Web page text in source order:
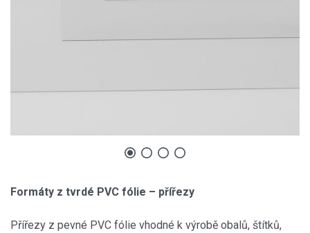
Formáty z tvrdé PVC fólie – přířezy
Přířezy z pevné PVC fólie vhodné k výrobě obalů, štítků,